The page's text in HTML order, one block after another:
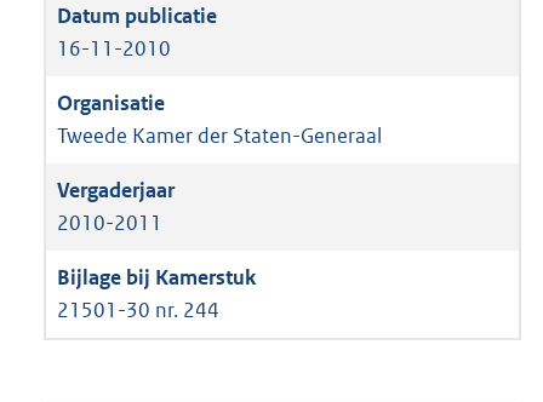
16-11-2010
Tweede Kamer der Staten-Generaal
2010-2011
21501-30 nr. 244